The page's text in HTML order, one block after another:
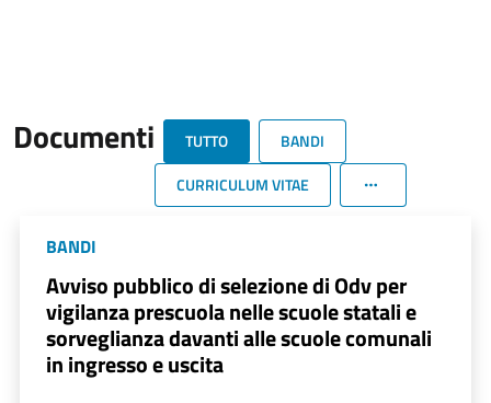
Documenti TUTTO
BANDI
CURRICULUM VITAE
BANDI
Avviso pubblico di selezione di Odv per
vigilanza prescuola nelle scuole statali e
sorveglianza davanti alle scuole comunali
in ingresso e uscita